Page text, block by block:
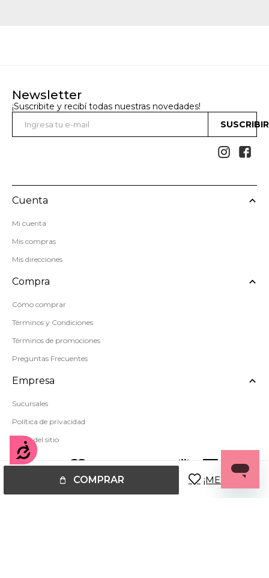
Accesibilidad
COMPRAR
Newsletter
¡Suscribite y recibí todas nuestras novedades!
 
Cuenta
Mi cuenta
Mis compras
Mis direcciones
Compra
Cómo comprar
Términos y Condiciones
Términos de promociones
Preguntas Frecuentes
Empresa
Sucursales
Política de privacidad
Mapa del sitio